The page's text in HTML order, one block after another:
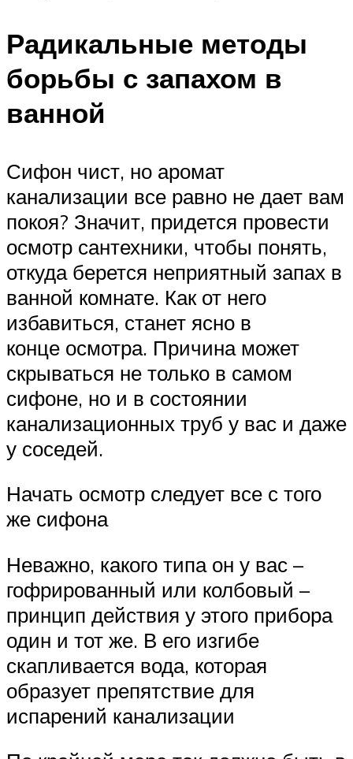
Радикальные методы
борьбы с запахом в
ванной
Сифон чист, но аромат
канализации все равно не дает вам
покоя? Значит, придется провести
осмотр сантехники, чтобы понять,
откуда берется неприятный запах в
ванной комнате. Как от него
избавиться, станет ясно в
конце осмотра. Причина может
скрываться не только в самом
сифоне, но и в состоянии
канализационных труб у вас и даже
у соседей.
Начать осмотр следует все с того
же сифона
Неважно, какого типа он у вас –
гофрированный или колбовый –
принцип действия у этого прибора
один и тот же. В его изгибе
скапливается вода, которая
образует препятствие для
испарений канализации